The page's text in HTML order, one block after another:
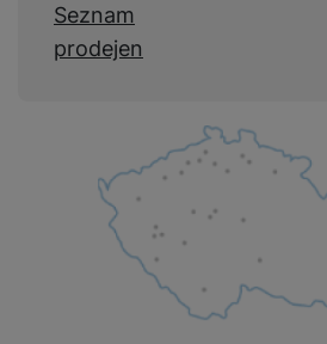
Seznam
prodejen